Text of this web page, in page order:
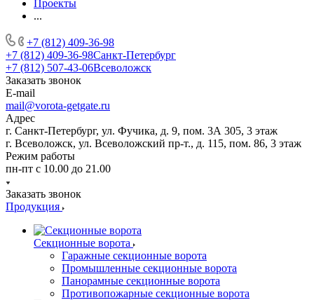
Проекты
...
+7 (812) 409-36-98
+7 (812) 409-36-98Санкт-Петербург
+7 (812) 507-43-06Всеволожск
Заказать звонок
E-mail
mail@vorota-getgate.ru
Адрес
г. Санкт-Петербург, ул. Фучика, д. 9, пом. 3А 305, 3 этаж
г. Всеволожск, ул. Всеволожский пр-т., д. 115, пом. 86, 3 этаж
Режим работы
пн-пт c 10.00 до 21.00
Заказать звонок
Продукция
Секционные ворота
Гаражные секционные ворота
Промышленные секционные ворота
Панорамные секционные ворота
Противопожарные секционные ворота